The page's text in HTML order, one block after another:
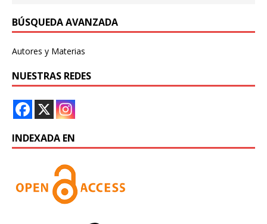
BÚSQUEDA AVANZADA
Autores y Materias
NUESTRAS REDES
INDEXADA EN